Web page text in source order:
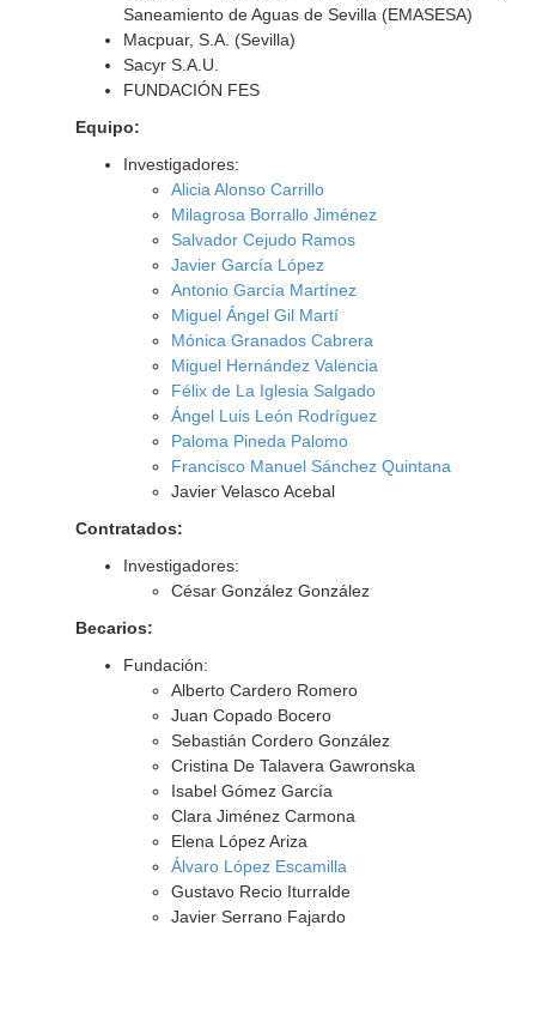
Saneamiento de Aguas de Sevilla (EMASESA)
Macpuar, S.A. (Sevilla)
Sacyr S.A.U.
FUNDACIÓN FES
Equipo:
Investigadores:
Alicia Alonso Carrillo
Milagrosa Borrallo Jiménez
Salvador Cejudo Ramos
Javier García López
Antonio García Martínez
Miguel Ángel Gil Martí
Mónica Granados Cabrera
Miguel Hernández Valencia
Félix de La Iglesia Salgado
Ángel Luis León Rodríguez
Paloma Pineda Palomo
Francisco Manuel Sánchez Quintana
Javier Velasco Acebal
Contratados:
Investigadores:
César González González
Becarios:
Fundación:
Alberto Cardero Romero
Juan Copado Bocero
Sebastián Cordero González
Cristina De Talavera Gawronska
Isabel Gómez García
Clara Jiménez Carmona
Elena López Ariza
Álvaro López Escamilla
Gustavo Recio Iturralde
Javier Serrano Fajardo